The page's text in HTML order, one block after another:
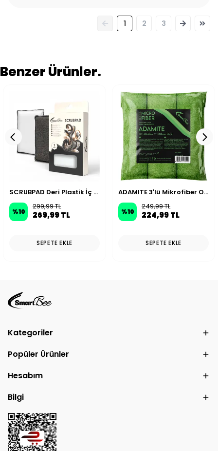
1 2 3
Benzer Ürünler.
SCRUBPAD Deri Plastik İç Mekan Detaylı Temizlik Süngeri
%10
299,99 TL
269,99 TL
SEPETE EKLE
ADAMITE 3'lü Mikrofiber Oto Temizlik Bezi 40x40 265GSM - Yeşil
%10
249,99 TL
224,99 TL
SEPETE EKLE
Kategoriler
Popüler Ürünler
Hesabım
Bilgi